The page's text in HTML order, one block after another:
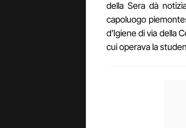
della Sera dà
capoluogo
d’Igiene di via della
cui operava la